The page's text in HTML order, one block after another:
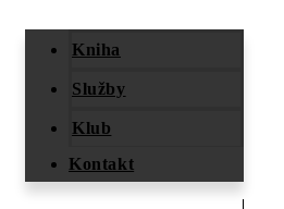
Kniha
Služby
Klub
Kontakt